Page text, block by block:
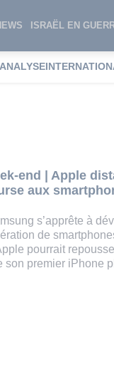
ISRAËL EN
ANALYSE
end | Apple
aux
s’apprête à
de
pourrait
son premier iPhone